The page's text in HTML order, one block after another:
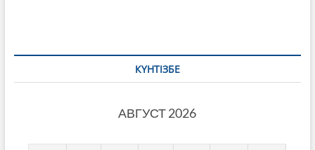
КҮНТІЗБЕ
АВГУСТ 2026